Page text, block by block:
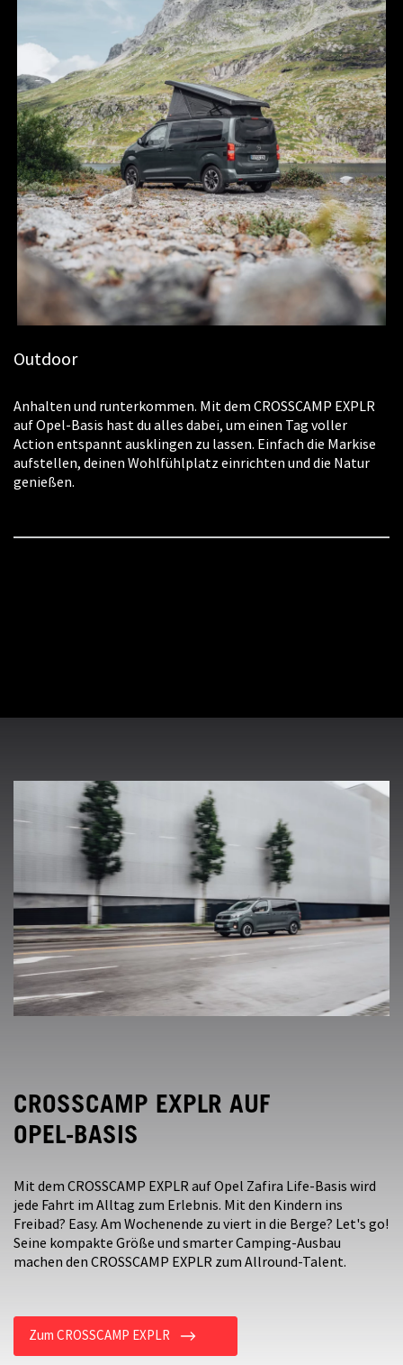
Outdoor
Anhalten und runterkommen. Mit dem CROSSCAMP EXPLR
auf Opel-Basis hast du alles dabei, um einen Tag voller
Action entspannt ausklingen zu lassen. Einfach die Markise
aufstellen, deinen Wohlfühlplatz einrichten und die Natur
genießen.
CROSSCAMP EXPLR AUF
OPEL-BASIS
Mit dem CROSSCAMP EXPLR auf Opel Zafira Life-Basis wird
jede Fahrt im Alltag zum Erlebnis. Mit den Kindern ins
Freibad? Easy. Am Wochenende zu viert in die Berge? Let's go!
Seine kompakte Größe und smarter Camping-Ausbau
machen den CROSSCAMP EXPLR zum Allround-Talent.
Zum CROSSCAMP EXPLR